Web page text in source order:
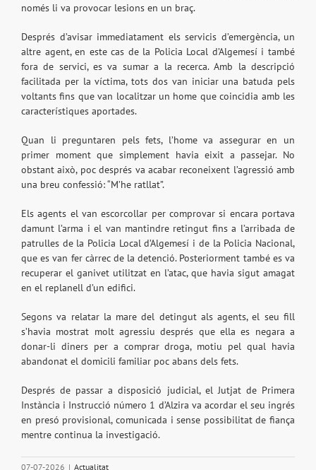
només li va provocar lesions en un braç.
Després d’avisar immediatament els servicis d’emergència, un
altre agent, en este cas de la Policia Local d’Algemesí i també
fora de servici, es va sumar a la recerca. Amb la descripció
facilitada per la víctima, tots dos van iniciar una batuda pels
voltants fins que van localitzar un home que coincidia amb les
característiques aportades.
Quan li preguntaren pels fets, l’home va assegurar en un
primer moment que simplement havia eixit a passejar. No
obstant això, poc després va acabar reconeixent l’agressió amb
una breu confessió: “M’he ratllat”.
Els agents el van escorcollar per comprovar si encara portava
damunt l’arma i el van mantindre retingut fins a l’arribada de
patrulles de la Policia Local d’Algemesí i de la Policia Nacional,
que es van fer càrrec de la detenció. Posteriorment també es va
recuperar el ganivet utilitzat en l’atac, que havia sigut amagat
en el replanell d’un edifici.
Segons va relatar la mare del detingut als agents, el seu fill
s’havia mostrat molt agressiu després que ella es negara a
donar-li diners per a comprar droga, motiu pel qual havia
abandonat el domicili familiar poc abans dels fets.
Després de passar a disposició judicial, el Jutjat de Primera
Instància i Instrucció número 1 d’Alzira va acordar el seu ingrés
en presó provisional, comunicada i sense possibilitat de fiança
mentre continua la investigació.
07-07-2026 | Actualitat